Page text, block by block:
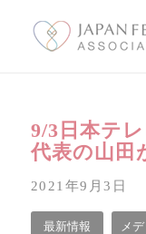
9/3日本テ
代表の山田
2021年9月3日
最新情報 メ